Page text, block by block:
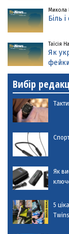
Микола
Біль
Таїсія
Як
фейки
Вибір
Як
5